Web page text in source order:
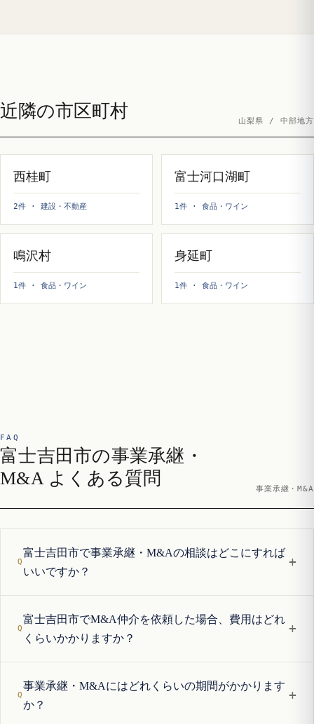
近隣の市区町村 山梨県 / 中部地方
西桂町
2件 · 建設・不動産
富士河口湖町
1件 · 食品・ワイン
鳴沢村
1件 · 食品・ワイン
身延町
1件 · 食品・ワイン
FAQ
富士吉田市の事業承継・
M&A よくある質問
事業承継・M&A
富士吉田市で事業承継・M&Aの相談はどこにすれば
いいですか？
+
富士吉田市でM&A仲介を依頼した場合、費用はどれ
くらいかかりますか？
+
事業承継・M&Aにはどれくらいの期間がかかります
か？
+